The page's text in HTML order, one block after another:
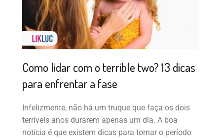
Como lidar com o terrible two? 13 dicas
para enfrentar a fase
Infelizmente, não há um truque que faça os dois
terríveis anos durarem apenas um dia. A boa
notícia é que existem dicas para tornar o período